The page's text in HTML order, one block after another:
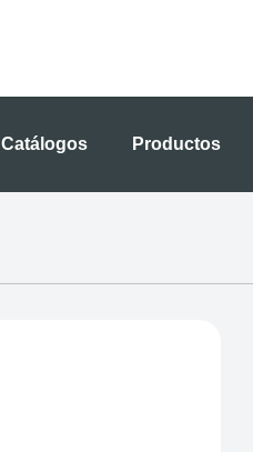
Catálogos Productos